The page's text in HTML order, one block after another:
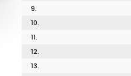
9.
10.
11.
12.
13.